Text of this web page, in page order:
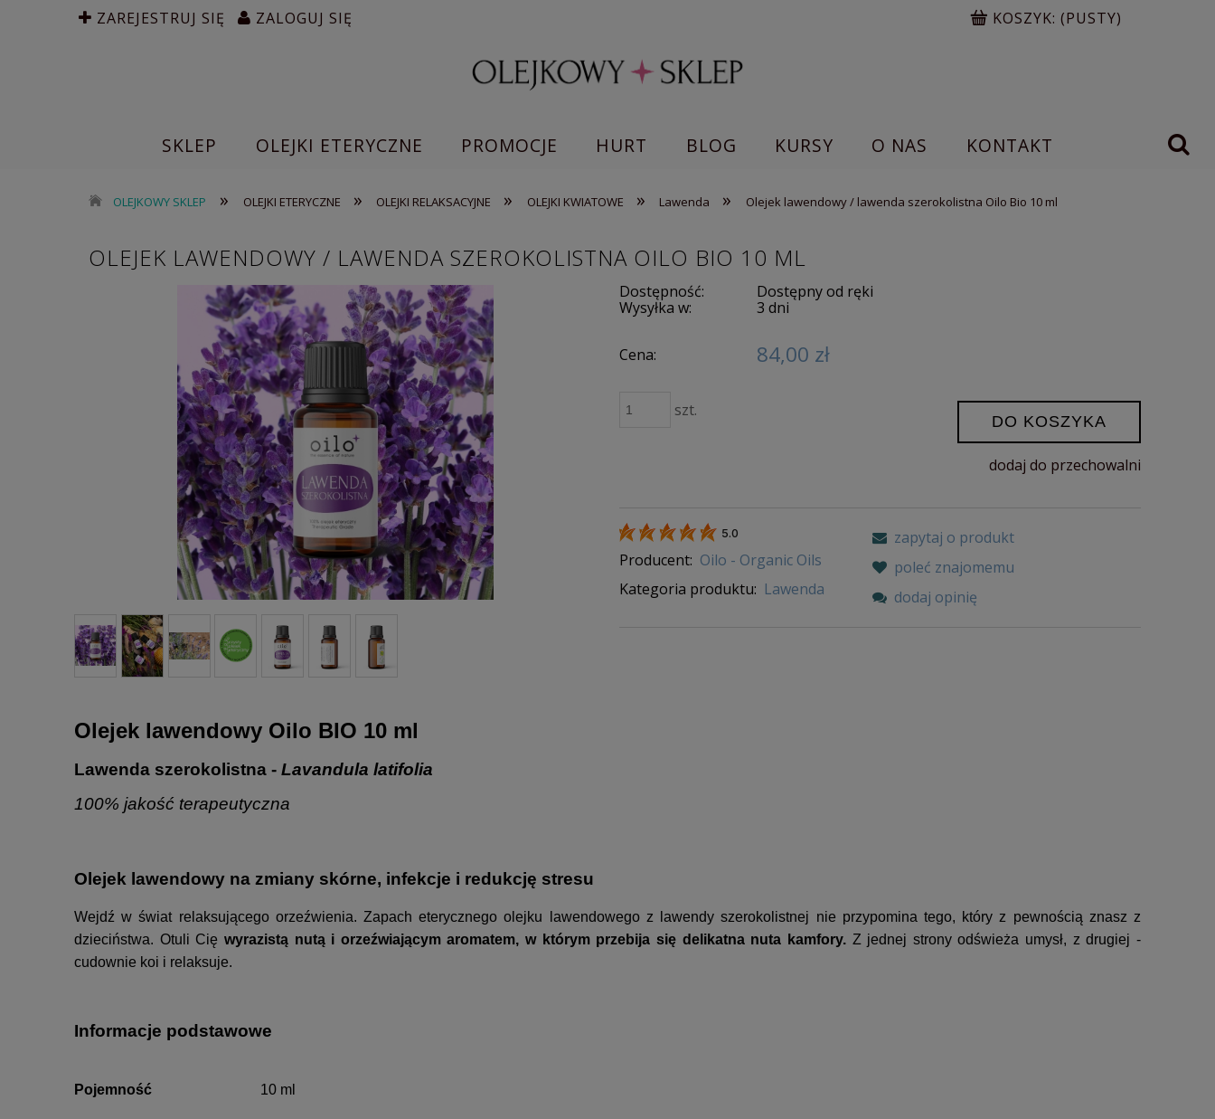
ZAREJESTRUJ SIĘ ZALOGUJ SIĘ KOSZYK: (PUSTY)
SKLEP OLEJKI ETERYCZNE PROMOCJE HURT BLOG KURSY O NAS KONTAKT
OLEJKOWY SKLEP » OLEJKI ETERYCZNE » OLEJKI RELAKSACYJNE » OLEJKI KWIATOWE » Lawenda » Olejek lawendowy / lawenda szerokolistna Oilo Bio 10 ml
OLEJEK LAWENDOWY / LAWENDA SZEROKOLISTNA OILO BIO 10 ML
Dostępność:
Dostępny od ręki
Wysyłka w:
3 dni
Cena: 84,00 zł
szt.
DO KOSZYKA
dodaj do przechowalni
5.0
Producent: Oilo - Organic Oils
Kategoria produktu: Lawenda
zapytaj o produkt
poleć znajomemu
dodaj opinię
Olejek lawendowy Oilo BIO 10 ml
Lawenda szerokolistna - Lavandula latifolia
100% jakość terapeutyczna
Olejek lawendowy na zmiany skórne, infekcje i redukcję stresu
Wejdź w świat relaksującego orzeźwienia. Zapach eterycznego olejku lawendowego z lawendy szerokolistnej nie przypomina tego, który z pewnością znasz z
dzieciństwa. Otuli Cię wyrazistą nutą i orzeźwiającym aromatem, w którym przebija się delikatna nuta kamfory. Z jednej strony odświeża umysł, z drugiej -
cudownie koi i relaksuje.
Informacje podstawowe
Pojemność 10 ml